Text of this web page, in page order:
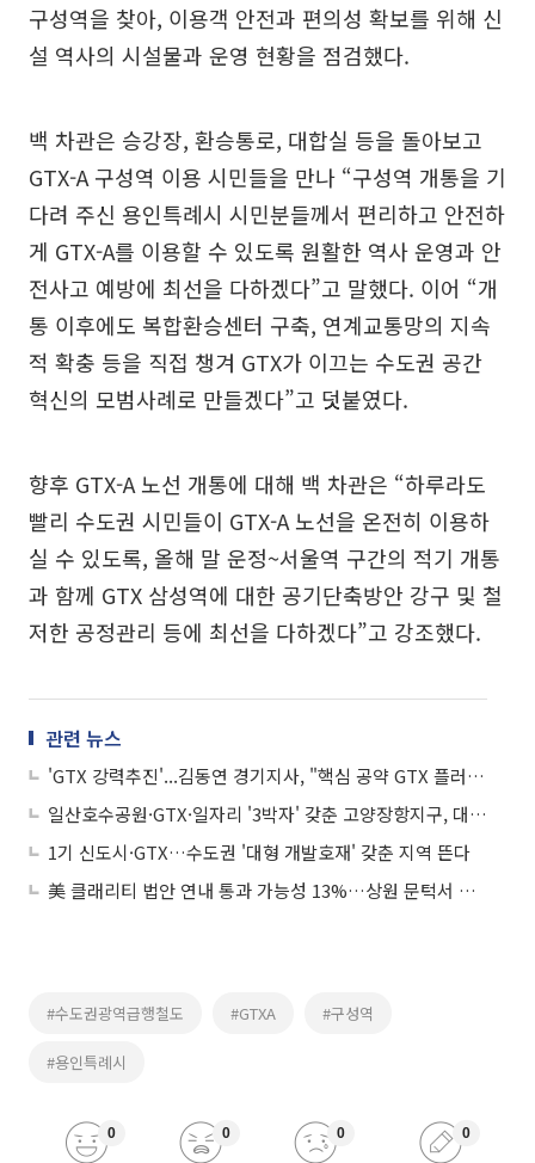
구성역을 찾아, 이용객 안전과 편의성 확보를 위해 신
설 역사의 시설물과 운영 현황을 점검했다.
백 차관은 승강장, 환승통로, 대합실 등을 돌아보고
GTX-A 구성역 이용 시민들을 만나 “구성역 개통을 기
다려 주신 용인특례시 시민분들께서 편리하고 안전하
게 GTX-A를 이용할 수 있도록 원활한 역사 운영과 안
전사고 예방에 최선을 다하겠다”고 말했다. 이어 “개
통 이후에도 복합환승센터 구축, 연계교통망의 지속
적 확충 등을 직접 챙겨 GTX가 이끄는 수도권 공간
혁신의 모범사례로 만들겠다”고 덧붙였다.
향후 GTX-A 노선 개통에 대해 백 차관은 “하루라도
빨리 수도권 시민들이 GTX-A 노선을 온전히 이용하
실 수 있도록, 올해 말 운정~서울역 구간의 적기 개통
과 함께 GTX 삼성역에 대한 공기단축방안 강구 및 철
저한 공정관리 등에 최선을 다하겠다”고 강조했다.
관련 뉴스
'GTX 강력추진'...김동연 경기지사, "핵심 공약 GTX 플러스, 22대 국회와 상생 협력"
일산호수공원·GTX·일자리 '3박자' 갖춘 고양장항지구, 대기수요 몰릴까?
1기 신도시·GTX…수도권 '대형 개발호재' 갖춘 지역 뜬다
美 클래리티 법안 연내 통과 가능성 13%…상원 문턱서 제동
#수도권광역급행철도 #GTXA #구성역
#용인특례시
0 0 0 0